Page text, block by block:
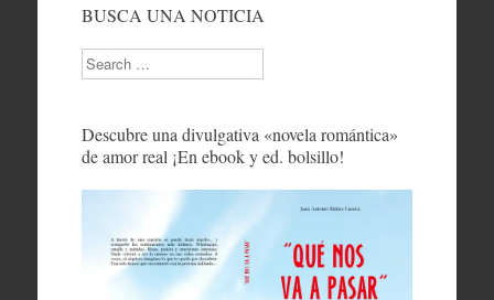
BUSCA UNA NOTICIA
Search
Descubre una divulgativa «novela romántica»
de amor real ¡En ebook y ed. bolsillo!